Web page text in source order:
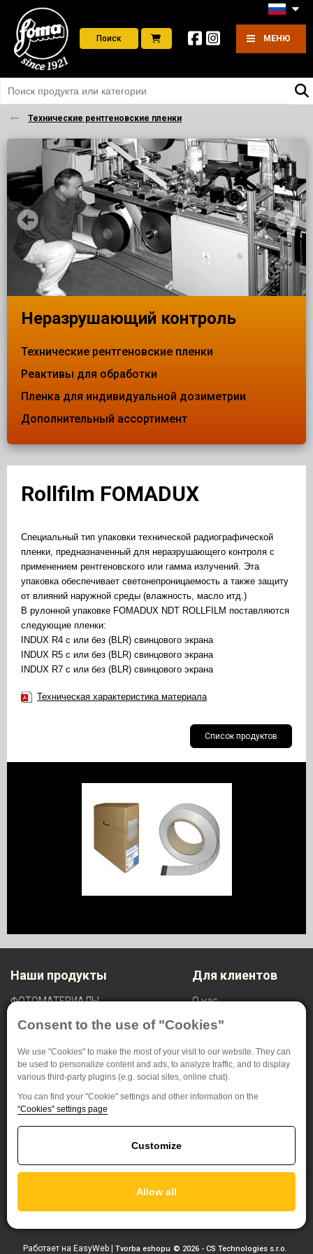
Consent to the use of "Cookies"
We use "Cookies" to make the most of your visit to our website. They can
be used to personalize content and ads, to analyze traffic, and to display
various third-party plugins (e.g. social sites, online chat).
You can find your "Cookie" settings and other information on the
“Cookies” settings page
Customize
Allow all
Поиск МЕНЮ
Технические рентгеновские пленки
Неразрушающий контроль
Технические рентгеновские пленки
Реактивы для обработки
Пленка для индивидуальной дозиметрии
Дополнительный ассортимент
Rollfilm FOMADUX
Специальный тип упаковки технической радиографической
пленки, предназначенный для неразрушающего контроля с
применением рентгеновского или гамма излучений. Эта
упаковка обеспечивает светонепроницаемость а также защиту
от влияний наружной среды (влажность, масло итд.)
В рулонной упаковке FOMADUX NDT ROLLFILM поставляются
следующие пленки:
INDUX R4 с или без (BLR) свинцового экрана
INDUX R5 с или без (BLR) свинцового экрана
INDUX R7 с или без (BLR) свинцового экрана
Техническая характеристика материала
Список продуктов
Наши продукты
ФОТОМАТЕРИАЛЫ
НЕРАЗРУШАЮЩИЙ КОНТРОЛЬ
СПЕЦИАЛЬНАЯ ПРОДУКЦИЯ
Для клиентов
O нас
Настройки приватности
FOMA BOHEMIA spol. s.r.o. (OOO)
Яна Крушинкы 1737/6
500 02 Градец Кралове
Чешская Республика
+420 495 733 111
Работает на EasyWeb | Tvorba eshopu © 2026 - CS Technologies s.r.o.